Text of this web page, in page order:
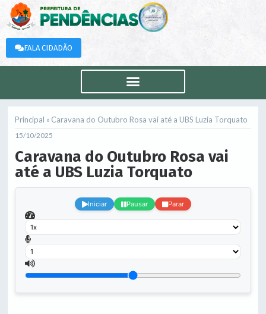
FALA CIDADÃO
Principal » Caravana do Outubro Rosa vai até a UBS Luzia Torquato
15/10/2025
Caravana do Outubro Rosa vai
até a UBS Luzia Torquato
Iniciar Pausar Parar